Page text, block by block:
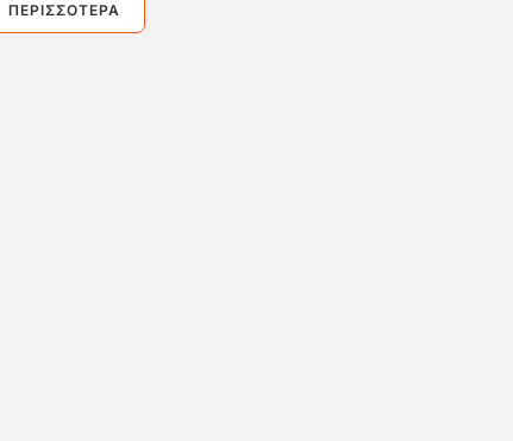
ΠΕΡΙΣΣΌΤΕΡΑ